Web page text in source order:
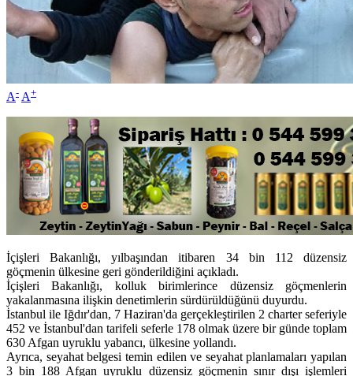
A- A+
İçişleri Bakanlığı, yılbaşından itibaren 34 bin 112 düzensiz
göçmenin ülkesine geri gönderildiğini açıkladı.
İçişleri Bakanlığı, kolluk birimlerince düzensiz göçmenlerin
yakalanmasına ilişkin denetimlerin sürdürüldüğünü duyurdu.
İstanbul ile Iğdır'dan, 7 Haziran'da gerçekleştirilen 2 charter seferiyle
452 ve İstanbul'dan tarifeli seferle 178 olmak üzere bir günde toplam
630 Afgan uyruklu yabancı, ülkesine yollandı.
Ayrıca, seyahat belgesi temin edilen ve seyahat planlamaları yapılan
3 bin 188 Afgan uyruklu düzensiz göçmenin sınır dışı işlemleri